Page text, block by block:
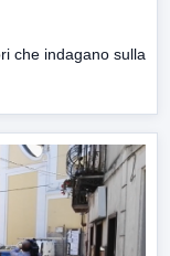
che indagano sulla